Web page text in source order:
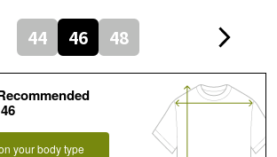
44 46 48
46
your body type